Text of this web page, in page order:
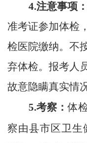
4.注意事项：
准考证参加体检
检医院缴纳。不
弃体检。报考人
故意隐瞒真实情
5.考察：体
察由县市区卫生